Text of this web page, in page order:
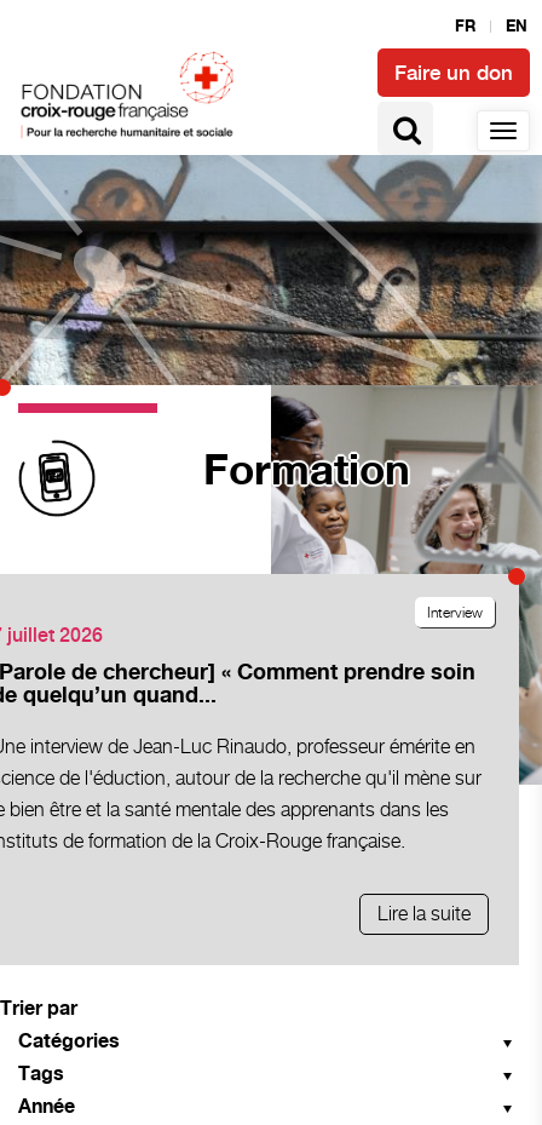
FR EN
Faire un don
Formation
juillet 2026
de chercheur] « Comment prendre soin
quelqu’un quand...
Interview
interview de Jean-Luc Rinaudo, professeur émérite en
de l'éduction, autour de la recherche qu'il mène sur
bien être et la santé mentale des apprenants dans les
de formation de la Croix-Rouge française.
Lire la suite
Trier par
Catégories
Tags
Année